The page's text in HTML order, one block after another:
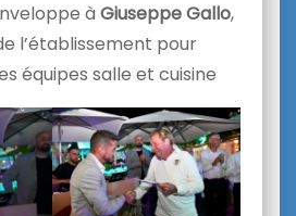
à Giuseppe Gallo,
l’établissement pour
équipes salle et cuisine